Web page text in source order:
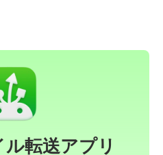
転送アプリ